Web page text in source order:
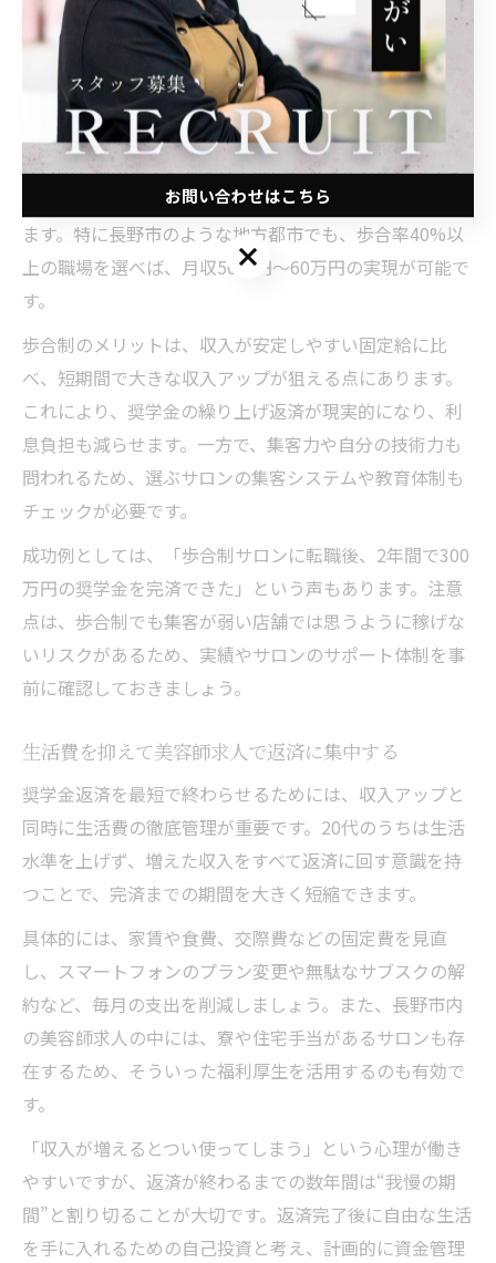
なかった」というケースもあるため、実績のある店舗や
口コミも参考にしましょう。
歩合制美容室で収入増と繰り上げ返済を両立
歩合制を採用している美容室は、頑張った分だけダイレ
クトに給与へ反映されるため、20代でも高収入を目指せ
ます。特に長野市のような地方都市でも、歩合率40%以
上の職場を選べば、月収50万円〜60万円の実現が可能で
す。
歩合制のメリットは、収入が安定しやすい固定給に比
べ、短期間で大きな収入アップが狙える点にあります。
これにより、奨学金の繰り上げ返済が現実的になり、利
息負担も減らせます。一方で、集客力や自分の技術力も
問われるため、選ぶサロンの集客システムや教育体制も
チェックが必要です。
成功例としては、「歩合制サロンに転職後、2年間で300
万円の奨学金を完済できた」という声もあります。注意
点は、歩合制でも集客が弱い店舗では思うように稼げな
いリスクがあるため、実績やサロンのサポート体制を事
前に確認しておきましょう。
生活費を抑えて美容師求人で返済に集中する
奨学金返済を最短で終わらせるためには、収入アップと
同時に生活費の徹底管理が重要です。20代のうちは生活
水準を上げず、増えた収入をすべて返済に回す意識を持
つことで、完済までの期間を大きく短縮できます。
具体的には、家賃や食費、交際費などの固定費を見直
し、スマートフォンのプラン変更や無駄なサブスクの解
約など、毎月の支出を削減しましょう。また、長野市内
の美容師求人の中には、寮や住宅手当があるサロンも存
在するため、そういった福利厚生を活用するのも有効で
す。
「収入が増えるとつい使ってしまう」という心理が働き
やすいですが、返済が終わるまでの数年間は“我慢の期
間”と割り切ることが大切です。返済完了後に自由な生活
を手に入れるための自己投資と考え、計画的に資金管理
お問い合わせはこちら
お問い合わせはこちら